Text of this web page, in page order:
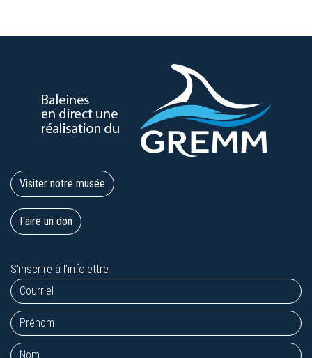
Visiter notre musée
Faire un don
S'inscrire à l'infolettre